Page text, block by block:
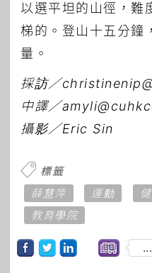
以選平坦的山徑，難
梯的。登山十五分鐘
量。
採訪／
中譯／
攝影／Eric Sin
標籤
薛慧萍
運動
教育學院
...